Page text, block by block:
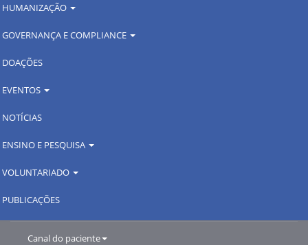
HUMANIZAÇÃO
GOVERNANÇA E COMPLIANCE
DOAÇÕES
EVENTOS
NOTÍCIAS
ENSINO E PESQUISA
VOLUNTARIADO
PUBLICAÇÕES
Canal do paciente